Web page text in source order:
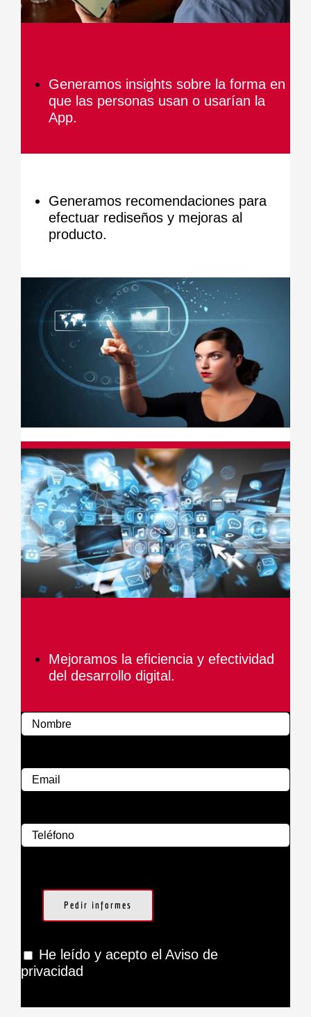
Generamos insights sobre la forma en
que las personas usan o usarían la
App.
Generamos recomendaciones para
efectuar rediseños y mejoras al
producto.
Mejoramos la eficiencia y efectividad
del desarrollo digital.
He leído y acepto el Aviso de
privacidad